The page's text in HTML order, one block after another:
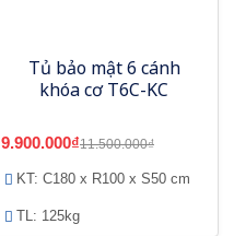
Tủ bảo mật 6 cánh
khóa cơ T6C-KC
9.900.000₫11.500.000₫
KT: C180 x R100 x S50 cm
TL: 125kg